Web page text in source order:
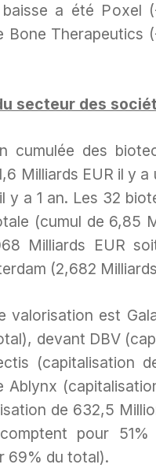
a été Poxel
Bone Therapeutics
secteur des
cumulée des
Milliards EUR il y
y a 1 an. Les 32
(cumul de 6,85
Milliards EUR
(2,682
valorisation est
devant DBV
(capitalisation
Ablynx
de 632,5
pour
69% du total).